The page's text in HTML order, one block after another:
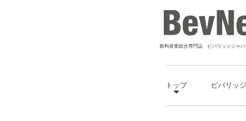
飲料産業総合専門誌 ビバリッジジャ
トップ ビバリッ